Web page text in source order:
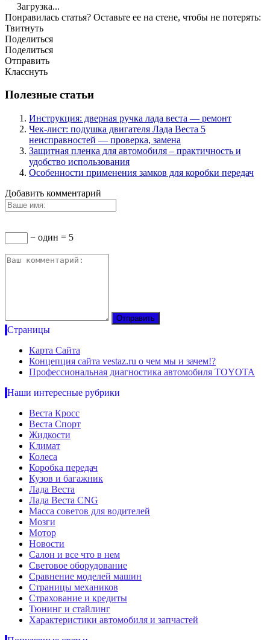
Загрузка...
Понравилась статья? Оставьте ее на стене, чтобы не потерять:
Твитнуть
Поделиться
Поделиться
Отправить
Класснуть
Полезные статьи
Инструкция: дверная ручка лада веста — ремонт
Чек-лист: подушка двигателя Лада Веста 5
неисправностей — проверка, замена
Защитная пленка для автомобиля – практичность и
удобство использования
Особенности применения замков для коробки передач
Добавить комментарий
− один = 5
Страницы
Карта Сайта
Концепция сайта vestaz.ru о чем мы и зачем!?
Профессиональная диагностика автомобиля TOYOTA
Наши интересные рубрики
Веста Кросс
Веста Спорт
Жидкости
Климат
Колеса
Коробка передач
Кузов и багажник
Лада Веста
Лада Веста CNG
Масса советов для водителей
Мозги
Мотор
Новости
Салон и все что в нем
Световое оборудование
Сравнение моделей машин
Страницы механиков
Страхование и кредиты
Тюнинг и стайлинг
Характеристики автомобиля и запчастей